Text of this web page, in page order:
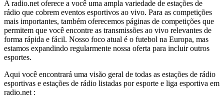
A radio.net oferece a você uma ampla variedade de estações de
rádio que cobrem eventos esportivos ao vivo. Para as competições
mais importantes, também oferecemos páginas de competições que
permitem que você encontre as transmissões ao vivo relevantes de
forma rápida e fácil. Nosso foco atual é o futebol na Europa, mas
estamos expandindo regularmente nossa oferta para incluir outros
esportes.
Aqui você encontrará uma visão geral de todas as estações de rádio
esportivas e estações de rádio listadas por esporte e liga esportiva em
radio.net :